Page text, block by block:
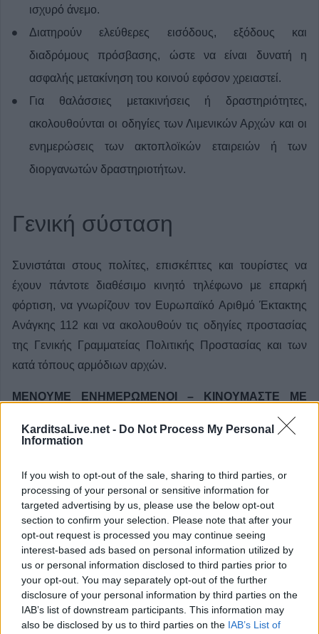
KarditsaLive.net - Do Not Process My Personal
Information
If you wish to opt-out of the sale, sharing to third parties, or
processing of your personal or sensitive information for
targeted advertising by us, please use the below opt-out
section to confirm your selection. Please note that after your
opt-out request is processed you may continue seeing
interest-based ads based on personal information utilized by
us or personal information disclosed to third parties prior to
your opt-out. You may separately opt-out of the further
disclosure of your personal information by third parties on the
IAB’s list of downstream participants. This information may
also be disclosed by us to third parties on the IAB’s List of
ισχυρό άνεμο.
Διατηρούν ελεύθερες εισόδους, εξόδους και
διαδρόμους πρόσβασης, ώστε να είναι δυνατή η
ασφαλής μετακίνηση του κοινού εφόσον χρειαστεί.
Για θαλάσσιες μετακινήσεις ή δραστηριότητες,
ακολουθούνται οι οδηγίες των Λιμενικών Αρχών και οι
ενημερώσεις των ακτοπλοϊκών εταιρειών ή των
διοργανωτών δραστηριοτήτων.
Γενική σύσταση
Συνιστάται στους πολίτες, επισκέπτες και τουρίστες να
έχουν πάντοτε διαθέσιμο κινητό τηλέφωνο με επαρκή
φόρτιση, να γνωρίζουν τον Ευρωπαϊκό Αριθμό Έκτακτης
Ανάγκης 112 και να ακολουθούν τις οδηγίες προστασίας
της Γενικής Γραμματείας Πολιτικής Προστασίας και των
κατά τόπους αρμόδιων αρχών.
ΜΕΝΟΥΜΕ ΕΝΗΜΕΡΩΜΕΝΟΙ – ΚΙΝΟΥΜΑΣΤΕ ΜΕ
ΑΣΦΑΛΕΙΑ – ΑΚΟΛΟΥΘΟΥΜΕ ΤΙΣ ΟΔΗΓΙΕΣ ΤΩΝ
ΑΡΧΩΝ
Προστασίας Περιφέρειας Θεσσαλίας
Άννα-Ελευθερία Πορίχη
Κοινοποιήστε αυτό το άρθρο